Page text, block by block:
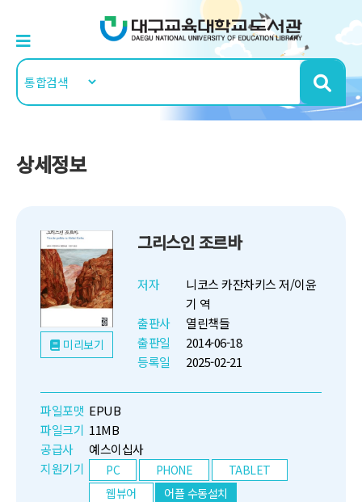
상세정보
미리보기
그리스인 조르바
저자
니코스 카잔차키스 저/이윤
기 역
출판사
열린책들
출판일
2014-06-18
등록일
2025-02-21
파일포맷 EPUB
파일크기 11MB
공급사
예스이십사
지원기기
PC PHONE
TABLET
웹뷰어
어플 수동설치